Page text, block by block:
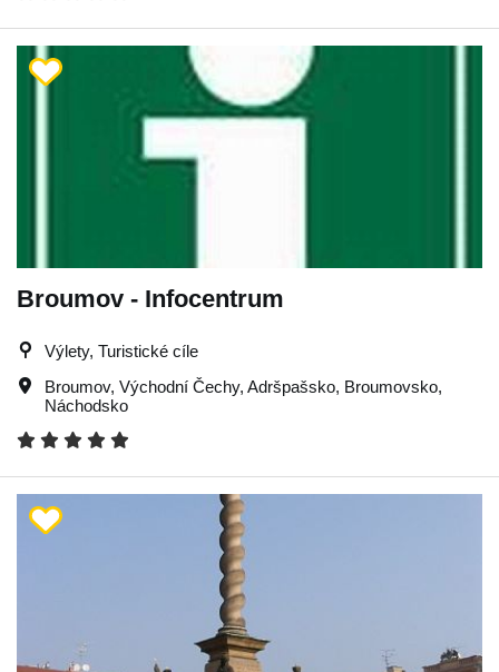
Broumov - Infocentrum
Výlety, Turistické cíle
Broumov, Východní Čechy, Adršpašsko, Broumovsko,
Náchodsko